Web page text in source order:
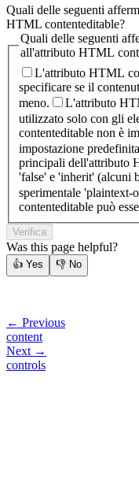
Quali delle seguenti
HTML contenteditable?
Quali delle seguenti
all'attributo HTML
L'attributo HTML
specificare se il
meno.
L'attributo
utilizzato solo con gli
contenteditable non è
impostazione
principali dell'attributo
'false' e 'inherit' (alcuni
sperimentale 'plaintext-
contenteditable può
Verifica
Was this page helpful?
👍 Yes 👎 No
← Previous
content
Next →
controls